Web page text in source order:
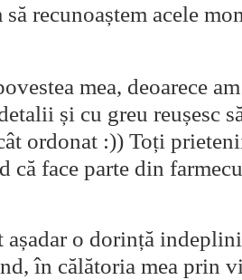
recunoaștem acele
mea, deoarece
și cu greu reușesc
ordonat :)) Toți
că face parte din
așadar o dorință
în călătoria mea prin